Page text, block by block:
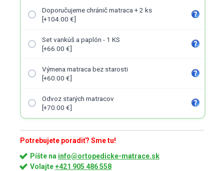
Doporučujeme chránič matraca + 2 ks
[+104.00 €]
Set vankúš a paplón - 1 KS
[+66.00 €]
Výmena matraca bez starosti
[+60.00 €]
Odvoz starých matracov
[+70.00 €]
Potrebujete poradiť? Sme tu!
Píšte na info@ortopedicke-matrace.sk
Volajte+421 905 486 558